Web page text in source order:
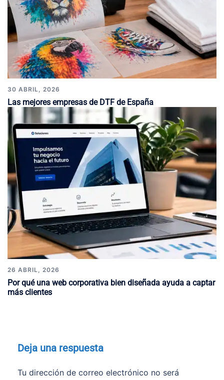
30 ABRIL, 2026
Las mejores empresas de DTF de España
26 ABRIL, 2026
Por qué una web corporativa bien diseñada ayuda a captar
más clientes
Deja una respuesta
Tu dirección de correo electrónico no será